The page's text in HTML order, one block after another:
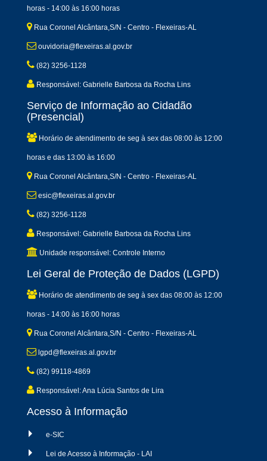
horas - 14:00 às 16:00 horas
Rua Coronel Alcântara,S/N - Centro - Flexeiras-AL
ouvidoria@flexeiras.al.gov.br
(82) 3256-1128
Responsável: Gabrielle Barbosa da Rocha Lins
Serviço de Informação ao Cidadão
(Presencial)
Horário de atendimento de seg à sex das 08:00 às 12:00
horas e das 13:00 às 16:00
Rua Coronel Alcântara,S/N - Centro - Flexeiras-AL
esic@flexeiras.al.gov.br
(82) 3256-1128
Responsável: Gabrielle Barbosa da Rocha Lins
Unidade responsável: Controle Interno
Lei Geral de Proteção de Dados (LGPD)
Horário de atendimento de seg à sex das 08:00 às 12:00
horas - 14:00 às 16:00 horas
Rua Coronel Alcântara,S/N - Centro - Flexeiras-AL
lgpd@flexeiras.al.gov.br
(82) 99118-4869
Responsável: Ana Lúcia Santos de Lira
Acesso à Informação
e-SIC
Lei de Acesso à Informação - LAI